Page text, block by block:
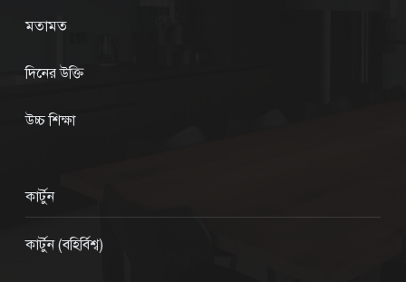
মতামত
দিনের উক্তি
উচ্চ শিক্ষা
কার্টুন
কার্টুন (বহির্বিশ্ব)